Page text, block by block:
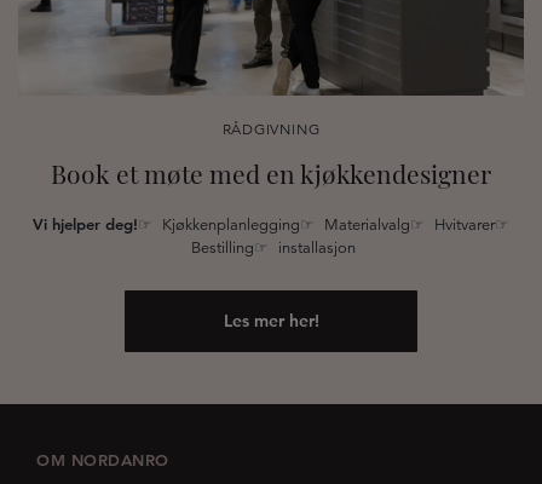
RÅDGIVNING
Book et møte med en kjøkkendesigner
Vi hjelper deg!☞ Kjøkkenplanlegging☞ Materialvalg☞ Hvitvarer☞
Bestilling☞ installasjon
Les mer her!
OM NORDANRO